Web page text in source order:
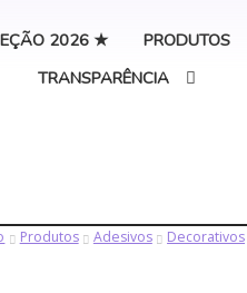
2026 ★ PRODUTOS
TRANSPARÊNCIA
Produtos Adesivos Decorativos